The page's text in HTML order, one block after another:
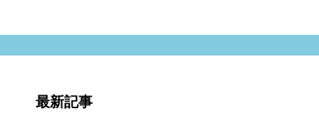
最新記事